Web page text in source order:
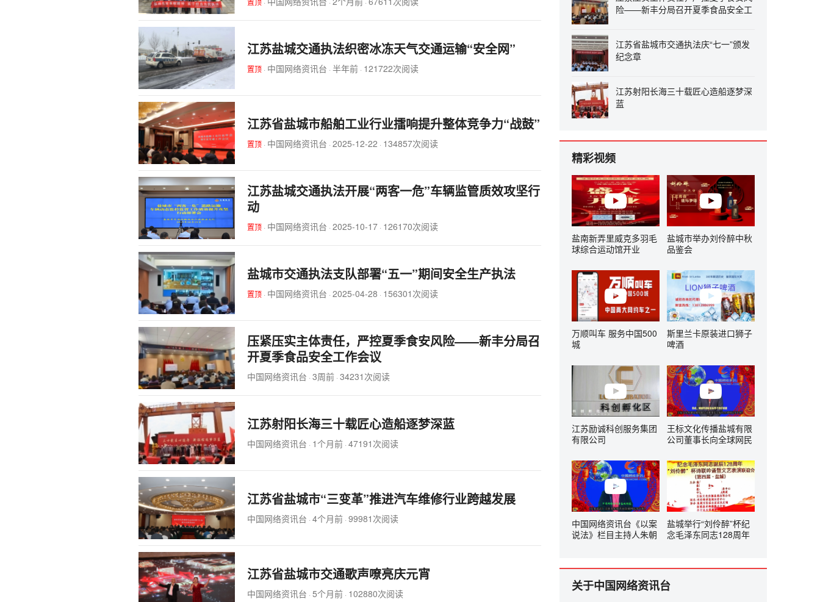
江苏盐城交通执法织密冰冻天气交通运输“安全网”
置顶 · 中国网络资讯台 · 半年前 · 121722次阅读
江苏省盐城市船舶工业行业擂响提升整体竞争力“战鼓”
置顶 · 中国网络资讯台 · 2025-12-22 · 134857次阅读
江苏盐城交通执法开展“两客一危”车辆监管质效攻坚行
动
置顶 · 中国网络资讯台 · 2025-10-17 · 126170次阅读
盐城市交通执法支队部署“五一”期间安全生产执法
置顶 · 中国网络资讯台 · 2025-04-28 · 156301次阅读
压紧压实主体责任，严控夏季食安风险——新丰分局召
开夏季食品安全工作会议
中国网络资讯台 · 3周前 · 34231次阅读
江苏射阳长海三十载匠心造船逐梦深蓝
中国网络资讯台 · 1个月前 · 47191次阅读
江苏省盐城市“三变革”推进汽车维修行业跨越发展
中国网络资讯台 · 4个月前 · 99981次阅读
江苏省盐城市交通歌声嘹亮庆元宵
中国网络资讯台 · 5个月前 · 102880次阅读
险——新丰分局召开夏季食品安全工
江苏省盐城市交通执法庆“七一”颁发
纪念章
江苏射阳长海三十载匠心造船逐梦深
蓝
精彩视频
盐南新弄里威克多羽毛
球综合运动馆开业
盐城市举办刘伶醉中秋
品鉴会
万顺叫车 服务中国500
城
斯里兰卡原装进口狮子
啤酒
江苏励诚科创服务集团
有限公司
王标文化传播盐城有限
公司董事长向全球网民
中国网络资讯台《以案
说法》栏目主持人朱朝
盐城举行“刘伶醉”杯纪
念毛泽东同志128周年
关于中国网络资讯台